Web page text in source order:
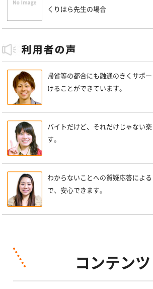
くりはら先生の場合
帰省等の都合にも融通のきくサポ
けることができています。
バイトだけど、それだけじゃない
す。
わからないことへの質疑応答によ
で、安心できます。
コンテンツ